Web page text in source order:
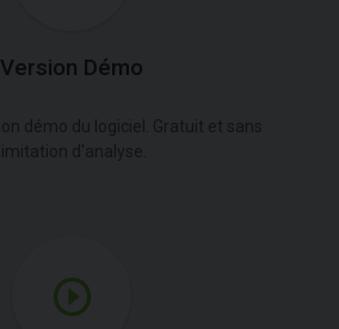
Version Démo